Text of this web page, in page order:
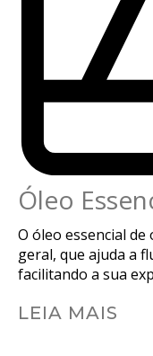
Óleo
O óleo essencial
geral, que ajuda a
facilitando a sua
LEIA MAIS